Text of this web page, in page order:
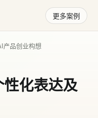
更多案例
产品创业构想
化表达及